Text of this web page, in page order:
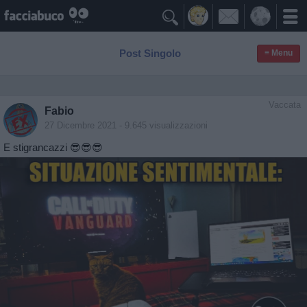

Post Singolo ≡ Menu
Vaccata
Fabio
27 Dicembre 2021 - 9.645 visualizzazioni
E stigrancazzi 😎😎😎